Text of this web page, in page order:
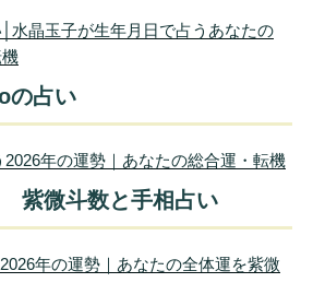
水晶玉子が生年月日で占うあなたの
の占い
2026年の運勢｜あなたの総合運・転機
紫微斗数と手相占い
年の運勢｜あなたの全体運を紫微